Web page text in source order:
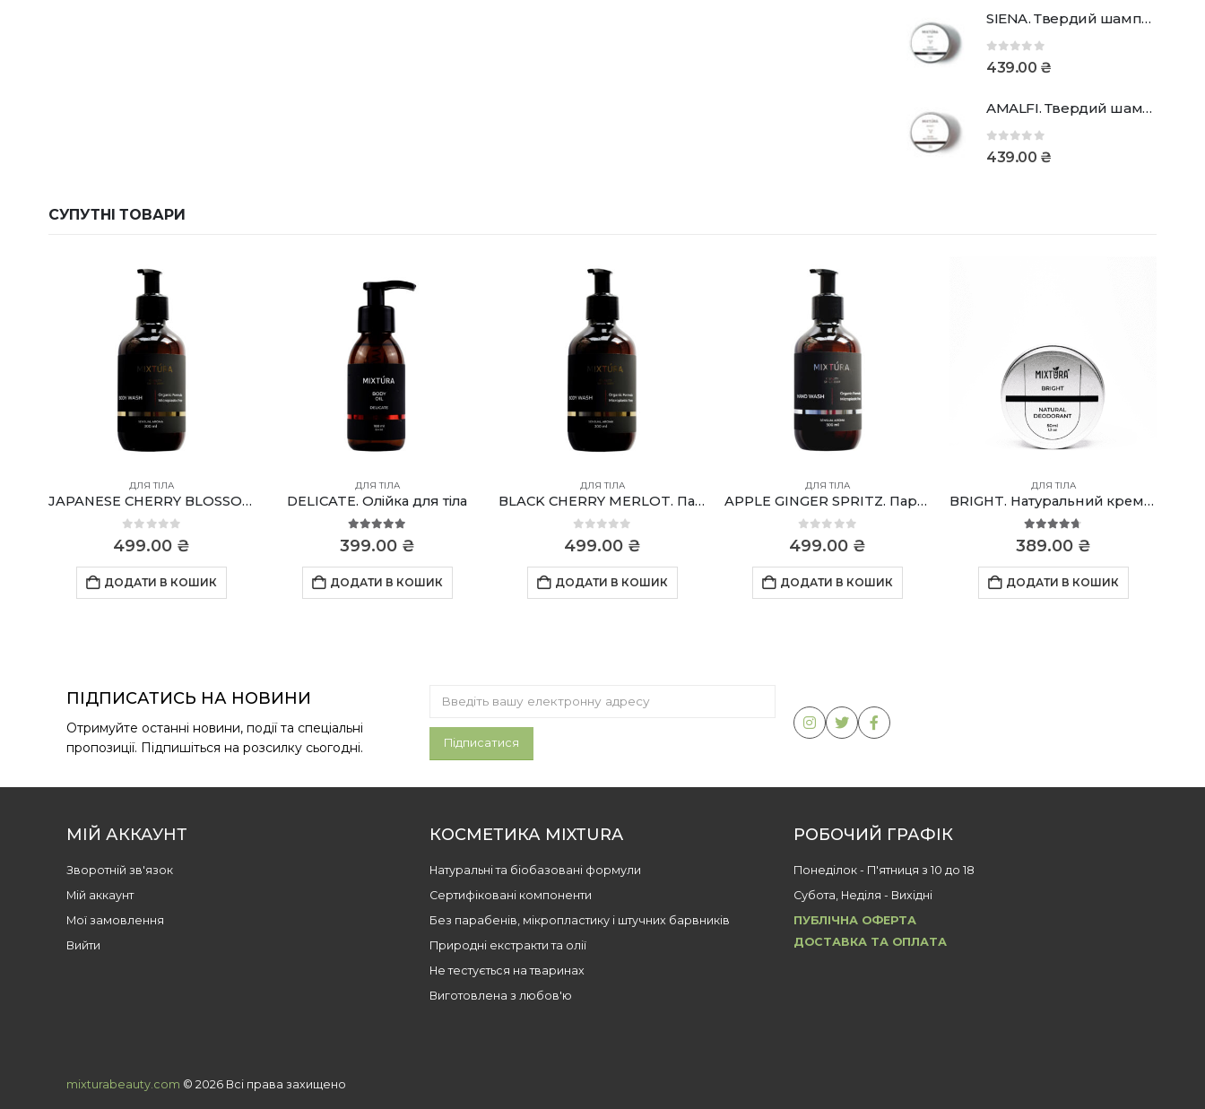
SIENA. Твердий шампунь
0 out of 5
439.00 ₴
AMALFI. Твердий шампунь
0 out of 5
439.00 ₴
СУПУТНІ ТОВАРИ
ДЛЯ ТІЛА
JAPANESE CHERRY BLOSSOM. Парфумований гель для душу
499.00 ₴
ДОДАТИ В КОШИК
ДЛЯ ТІЛА
DELICATE. Олійка для тіла
399.00 ₴
ДОДАТИ В КОШИК
ДЛЯ ТІЛА
BLACK CHERRY MERLOT. Парфумований гель для душу
499.00 ₴
ДОДАТИ В КОШИК
ДЛЯ ТІЛА
APPLE GINGER SPRITZ. Парфумоване мило
499.00 ₴
ДОДАТИ В КОШИК
ДЛЯ ТІЛА
BRIGHT. Натуральний крем-дезодорант
389.00 ₴
ДОДАТИ В КОШИК
ПІДПИСАТИСЬ НА НОВИНИ
Отримуйте останні новини, події та спеціальні
пропозиції. Підпишіться на розсилку сьогодні.
МІЙ АККАУНТ
Зворотній зв'язок
Мій аккаунт
Мої замовлення
Вийти
КОСМЕТИКА MIXTURA
Натуральні та біобазовані формули
Сертифіковані компоненти
Без парабенів, мікропластику і штучних барвників
Природні екстракти та олії
Не тестується на тваринах
Виготовлена з любов'ю
РОБОЧИЙ ГРАФІК
Понеділок - П'ятниця з 10 до 18
Субота, Неділя - Вихідні
ПУБЛІЧНА ОФЕРТА
ДОСТАВКА ТА ОПЛАТА
mixturabeauty.com © 2026 Всі права захищено